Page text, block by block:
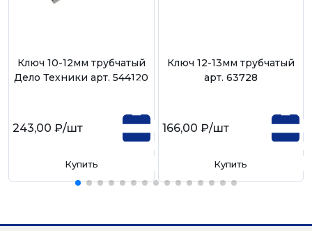
Ключ 10-12мм трубчатый
Дело Техники арт. 544120
243,00 ₽/шт
Купить
Ключ 12-13мм трубчатый
арт. 63728
166,00 ₽/шт
Купить